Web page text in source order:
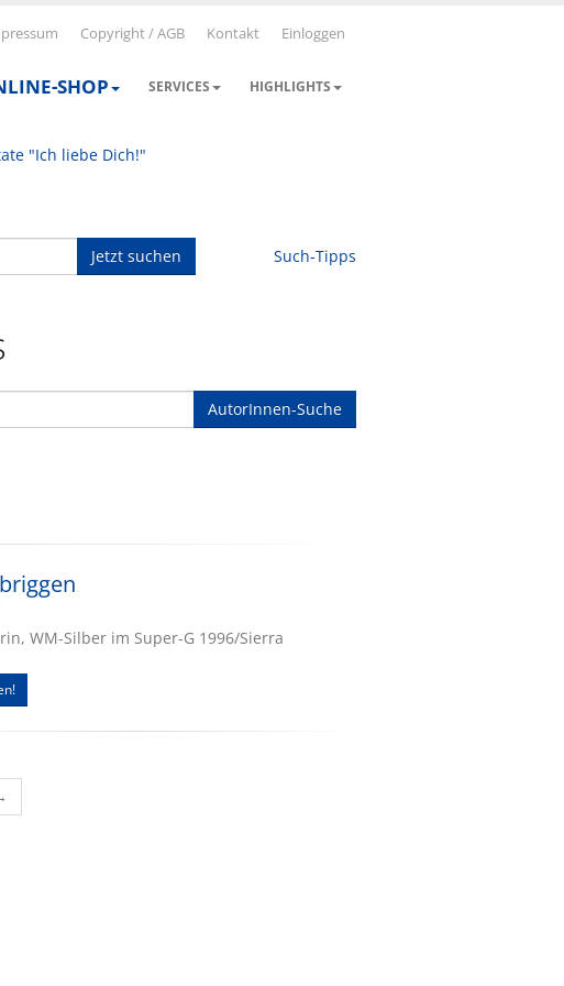
Copyright / AGB Kontakt Einloggen
SHOP SERVICES HIGHLIGHTS
"Ich liebe Dich!"
Jetzt suchen Such-Tipps
AutorInnen-Suche
WM-Silber im Super-G 1996/Sierra